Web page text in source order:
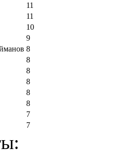
11
11
10
9
8
8
8
8
8
8
7
7